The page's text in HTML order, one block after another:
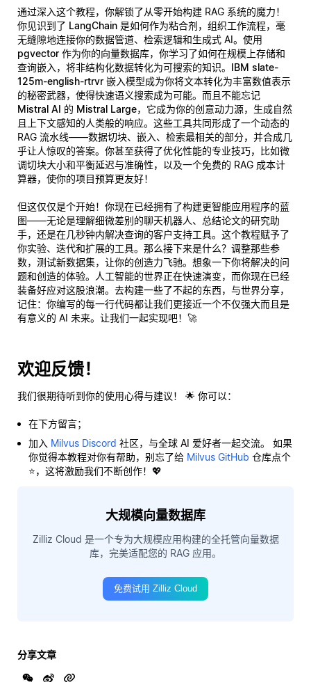
通过深入这个教程，你解锁了从零开始构建 RAG 系统的魔力！
你见识到了 LangChain 是如何作为粘合剂，组织工作流程，毫
无缝隙地连接你的数据管道、检索逻辑和生成式 AI。使用
pgvector 作为你的向量数据库，你学习了如何在规模上存储和
查询嵌入，将非结构化数据转化为可搜索的知识。 IBM slate-
125m-english-rtrvr 嵌入模型成为你将文本转化为丰富数值表示
的秘密武器，使得快速语义搜索成为可能。而且不能忘记
Mistral AI 的 Mistral Large，它成为你的创意动力源，生成自然
且上下文感知的人类般的响应。这些工具共同形成了一个动态的
RAG 流水线——数据切块、嵌入、检索最相关的部分，并合成几
乎让人惊叹的答案。你甚至获得了优化性能的专业技巧，比如微
调切块大小和平衡延迟与准确性，以及一个免费的 RAG 成本计
算器，使你的项目预算更友好！
但这仅仅是个开始！你现在已经拥有了构建更智能应用程序的蓝
图——无论是理解细微差别的聊天机器人、总结论文的研究助
手，还是在几秒钟内解决查询的客户支持工具。这个教程赋予了
你实验、迭代和扩展的工具。那么接下来是什么？调整那些参
数，测试新数据集，让你的创造力飞驰。想象一下你将解决的问
题和创造的体验。人工智能的世界正在快速演变，而你现在已经
装备好应对这股浪潮。去构建一些了不起的东西，与世界分享，
记住：你编写的每一行代码都让我们更接近一个不仅强大而且是
有意义的 AI 未来。让我们一起实现吧！🚀
欢迎反馈！
我们很期待听到你的使用心得与建议！ 🌟 你可以：
在下方留言；
加入 Milvus Discord 社区，与全球 AI 爱好者一起交流。 如果
你觉得本教程对你有帮助，别忘了给 Milvus GitHub 仓库点个
⭐，这将激励我们不断创作！💖
大规模向量数据库
Zilliz Cloud 是一个专为大规模应用构建的全托管向量数据
库，完美适配您的 RAG 应用。
免费试用 Zilliz Cloud
分享文章